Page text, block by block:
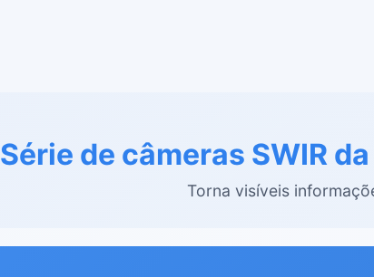
Série de câmeras SWIR
Torna visíveis